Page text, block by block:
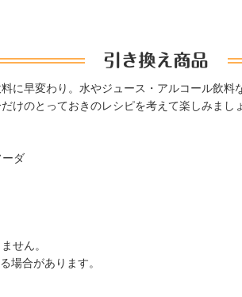
に早変わり。水やジュース・アルコール飲料
けのとっておきのレシピを考えて楽しみまし
ーダ
せん。
場合があります。